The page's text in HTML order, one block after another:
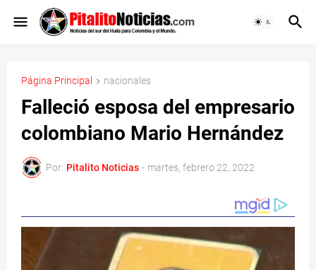
Página Principal nacionales
Falleció esposa del empresario
colombiano Mario Hernández
Por: Pitalito Noticias - martes, febrero 22, 2022